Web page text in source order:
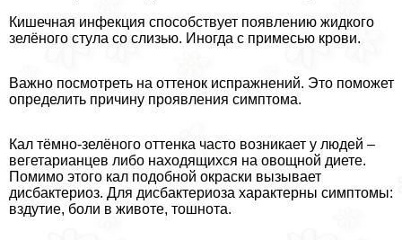
Кишечная инфекция способствует появлению жидкого
зелёного стула со слизью. Иногда с примесью крови.
Важно посмотреть на оттенок испpaжнeний. Это поможет
определить причину проявления симптома.
Кал тёмно-зелёного оттенка часто возникает у людей –
вегетарианцев либо находящихся на овощной диете.
Помимо этого кал подобной окраски вызывает
дисбактериоз. Для дисбактериоза хаpaктерны симптомы:
вздутие, боли в животе, тошнота.